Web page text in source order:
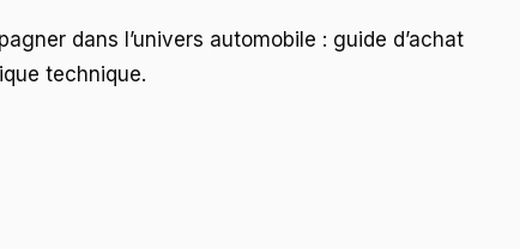
dans l’univers automobile : guide d’achat
technique.